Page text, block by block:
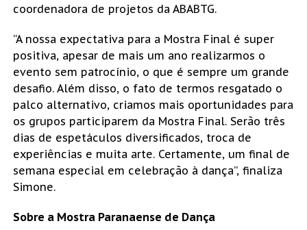
coordenadora de projetos da ABABTG.
“A nossa expectativa para a Mostra Final é super
positiva, apesar de mais um ano realizarmos o
evento sem patrocínio, o que é sempre um grande
desafio. Além disso, o fato de termos resgatado o
palco alternativo, criamos mais oportunidades para
os grupos participarem da Mostra Final. Serão três
dias de espetáculos diversificados, troca de
experiências e muita arte. Certamente, um final de
semana especial em celebração à dança”, finaliza
Simone.
Sobre a Mostra Paranaense de Dança